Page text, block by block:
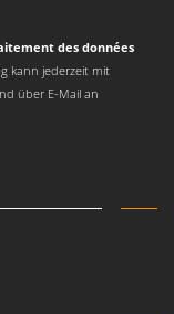
des données
kann jederzeit mit
über E-Mail an